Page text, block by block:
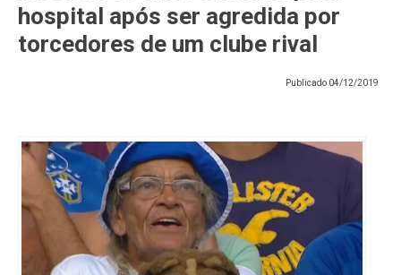
hospital após ser agredida por
torcedores de um clube rival
Publicado 04/12/2019